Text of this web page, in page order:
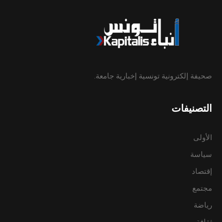
صحيفة إلكترونية تونسية إخبارية جامعة.
التصنيفات
الأولى
سياسة
إقتصاد
مجتمع
رياضة